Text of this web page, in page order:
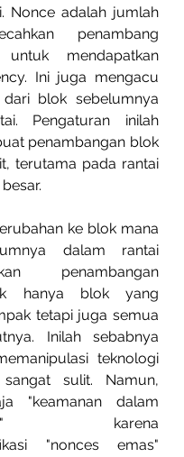
Nonce adalah jumlah
penambang
untuk mendapatkan
Ini juga mengacu
blok sebelumnya
Pengaturan inilah
penambangan blok
terutama pada rantai
ke blok mana
dalam rantai
penambangan
hanya blok yang
tetapi juga semua
Inilah sebabnya
teknologi
sangat sulit. Namun,
"keamanan dalam
karena
"nonces emas"